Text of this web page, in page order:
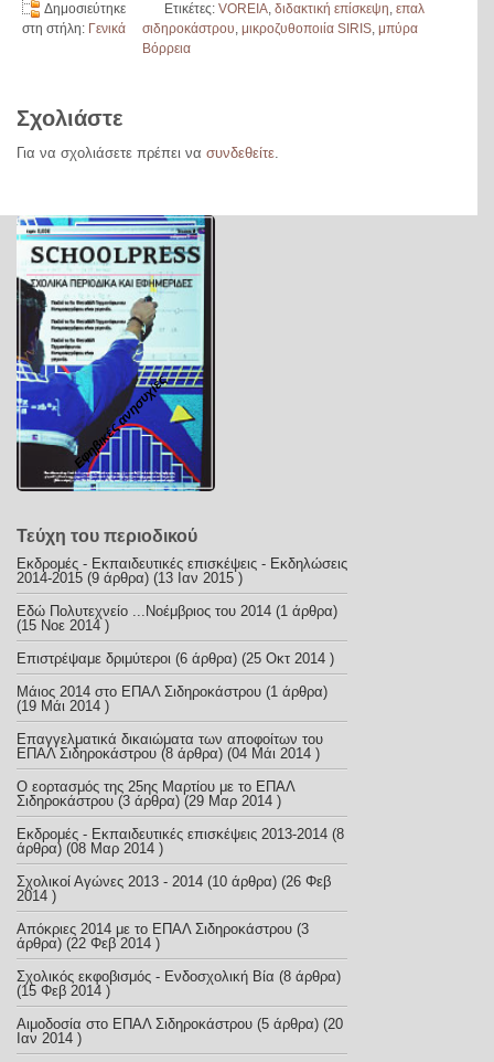
Δημοσιεύτηκε
στη στήλη: Γενικά
Ετικέτες: VOREIA, διδακτική επίσκεψη, επαλ
σιδηροκάστρου, μικροζυθοποιία SIRIS, μπύρα
Βόρρεια
Σχολιάστε
Για να σχολιάσετε πρέπει να συνδεθείτε.
Εφηβικές ανησυχίες
Τεύχη του περιοδικού
Εκδρομές - Εκπαιδευτικές επισκέψεις - Εκδηλώσεις
2014-2015 (9 άρθρα) (13 Ιαν 2015 )
Εδώ Πολυτεχνείο ...Νοέμβριος του 2014 (1 άρθρα)
(15 Νοε 2014 )
Επιστρέψαμε δριμύτεροι (6 άρθρα) (25 Οκτ 2014 )
Μάιος 2014 στο ΕΠΑΛ Σιδηροκάστρου (1 άρθρα)
(19 Μάι 2014 )
Επαγγελματικά δικαιώματα των αποφοίτων του
ΕΠΑΛ Σιδηροκάστρου (8 άρθρα) (04 Μάι 2014 )
Ο εορτασμός της 25ης Μαρτίου με το ΕΠΑΛ
Σιδηροκάστρου (3 άρθρα) (29 Μαρ 2014 )
Εκδρομές - Εκπαιδευτικές επισκέψεις 2013-2014 (8
άρθρα) (08 Μαρ 2014 )
Σχολικοί Αγώνες 2013 - 2014 (10 άρθρα) (26 Φεβ
2014 )
Απόκριες 2014 με το ΕΠΑΛ Σιδηροκάστρου (3
άρθρα) (22 Φεβ 2014 )
Σχολικός εκφοβισμός - Ενδοσχολική Βία (8 άρθρα)
(15 Φεβ 2014 )
Αιμοδοσία στο ΕΠΑΛ Σιδηροκάστρου (5 άρθρα) (20
Ιαν 2014 )